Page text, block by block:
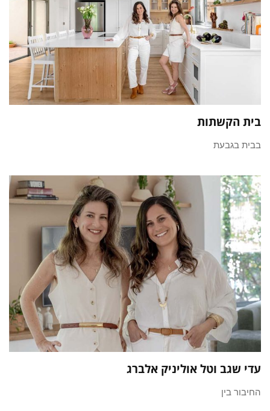
בית הקשתות
בבית בגבעת
עדי שגב וטל אוליניק אלברג
החיבור בין